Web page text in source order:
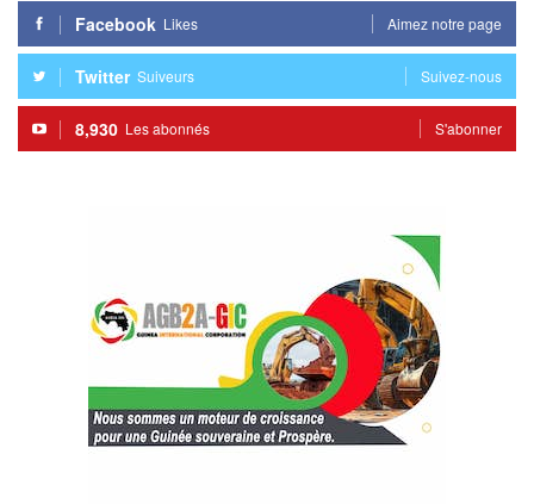
Facebook Likes Aimez notre page
Twitter Suiveurs Suivez-nous
8,930 Les abonnés S'abonner